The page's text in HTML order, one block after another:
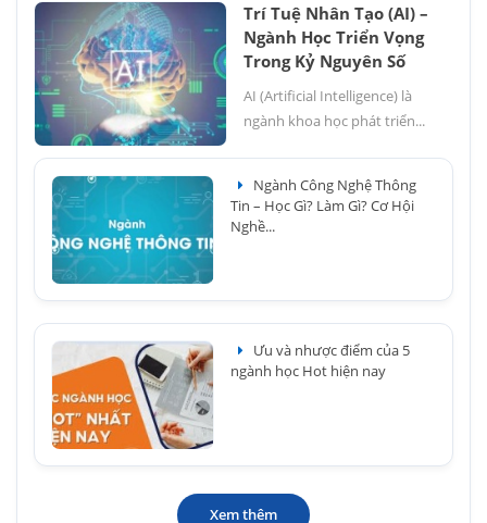
Trí Tuệ Nhân Tạo (AI) –
Ngành Học Triển Vọng
Trong Kỷ Nguyên Số
AI (Artificial Intelligence) là
ngành khoa học phát triển...
Ngành Công Nghệ Thông
Tin – Học Gì? Làm Gì? Cơ Hội
Nghề...
Ưu và nhược điểm của 5
ngành học Hot hiện nay
Xem thêm